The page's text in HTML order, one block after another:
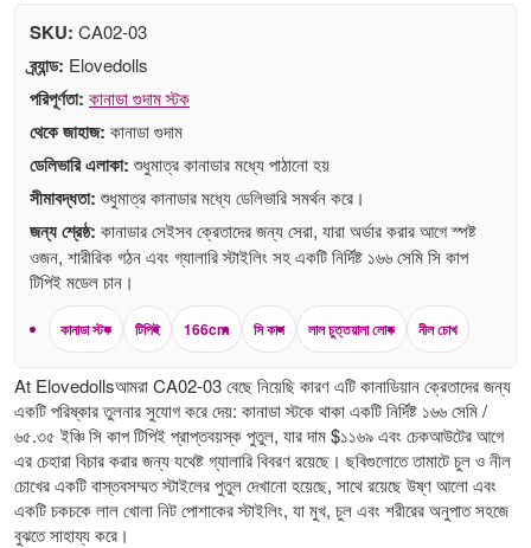
SKU: CA02-03
ব্র্যান্ড: Elovedolls
পরিপূর্ণতা: কানাডা গুদাম স্টক
থেকে জাহাজ: কানাডা গুদাম
ডেলিভারি এলাকা: শুধুমাত্র কানাডার মধ্যে পাঠানো হয়
সীমাবদ্ধতা: শুধুমাত্র কানাডার মধ্যে ডেলিভারি সমর্থন করে।
জন্য শ্রেষ্ঠ: কানাডার সেইসব ক্রেতাদের জন্য সেরা, যারা অর্ডার করার আগে স্পষ্ট
ওজন, শারীরিক গঠন এবং গ্যালারি স্টাইলিং সহ একটি নির্দিষ্ট ১৬৬ সেমি সি কাপ
টিপিই মডেল চান।
কানাডা স্টক টিপিই 166cm সি কাপ লাল চুত্তয়ালা লোক নীল চোখ
At Elovedollsআমরা CA02-03 বেছে নিয়েছি কারণ এটি কানাডিয়ান ক্রেতাদের জন্য
একটি পরিষ্কার তুলনার সুযোগ করে দেয়: কানাডা স্টকে থাকা একটি নির্দিষ্ট ১৬৬ সেমি /
৬৫.৩৫ ইঞ্চি সি কাপ টিপিই প্রাপ্তবয়স্ক পুতুল, যার দাম $১১৬৯ এবং চেকআউটের আগে
এর চেহারা বিচার করার জন্য যথেষ্ট গ্যালারি বিবরণ রয়েছে। ছবিগুলোতে তামাটে চুল ও নীল
চোখের একটি বাস্তবসম্মত স্টাইলের পুতুল দেখানো হয়েছে, সাথে রয়েছে উষ্ণ আলো এবং
একটি চকচকে লাল খোলা নিট পোশাকের স্টাইলিং, যা মুখ, চুল এবং শরীরের অনুপাত সহজে
বুঝতে সাহায্য করে।